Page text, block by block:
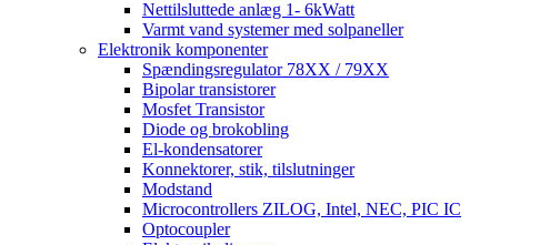
Nettilsluttede anlæg 1- 6kWatt
Varmt vand systemer med solpaneller
Elektronik komponenter
Spændingsregulator 78XX / 79XX
Bipolar transistorer
Mosfet Transistor
Diode og brokobling
El-kondensatorer
Konnektorer, stik, tilslutninger
Modstand
Microcontrollers ZILOG, Intel, NEC, PIC IC
Optocoupler